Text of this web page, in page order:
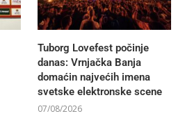
Tuborg Lovefest počinje
danas: Vrnjačka Banja
domaćin najvećih imena
svetske elektronske scene
07/08/2026